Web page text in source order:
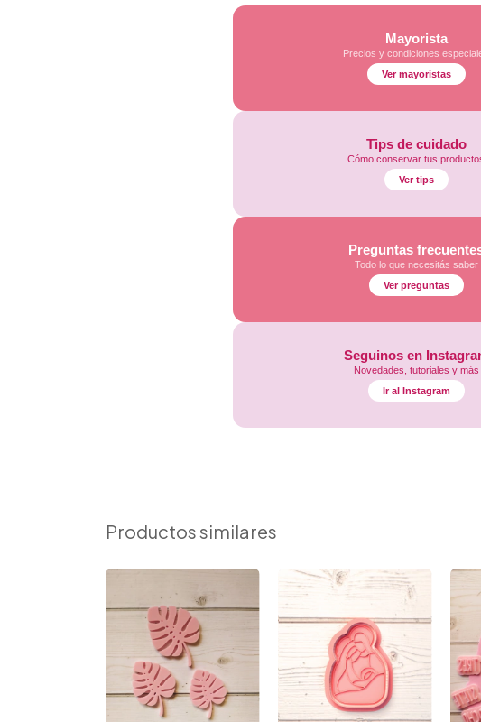
Mayorista
Precios y condiciones
Ver mayoristas
Tips de cuidado
Cómo conservar tus
Ver tips
Preguntas
Todo lo que necesitás saber
Ver preguntas
Seguinos en
Novedades, tutoriales y más
Ir al Instagram
Productos similares